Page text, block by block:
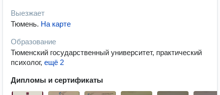
Выезжает
Тюмень. На карте
Образование
Тюменский государственный университет, практический
психолог, ещё 2
Дипломы и сертификаты